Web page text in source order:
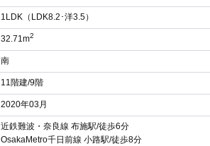
1LDK（LDK8.2･洋3.5）
32.71m2
南
11階建/9階
2020年03月
近鉄難波・奈良線 布施駅/徒歩6分
OsakaMetro千日前線 小路駅/徒歩8分